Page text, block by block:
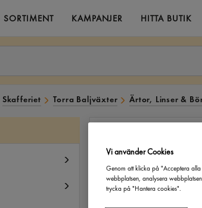
SORTIMENT KAMPANJER HITTA BUTIK
Skafferiet Torra Baljväxter Ärtor, Linser &
Vi använder Cookies
Genom att klicka på "Acceptera
webbplatsen, analysera
trycka på "Hantera cookies".